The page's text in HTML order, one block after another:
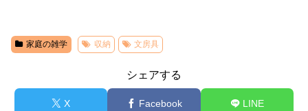
家庭の雑学 収納 文房具
シェアする
X Facebook LINE